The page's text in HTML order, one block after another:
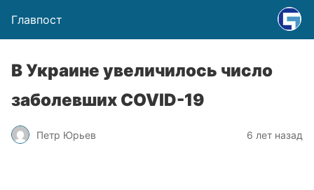
Главпост
В Украине увеличилось число
заболевших COVID-19
Петр Юрьев 6 лет назад